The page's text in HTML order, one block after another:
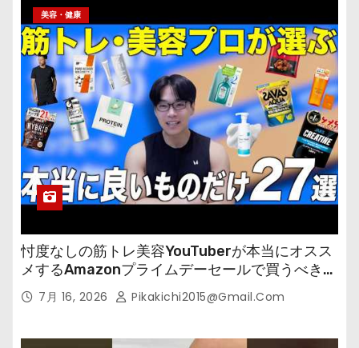
美容・健康
忖度なしの筋トレ美容YouTuberが本当にオスス
メするAmazonプライムデーセールで買うべきも
の 7月 16, 2026 Pikakichi2015@gmail.com